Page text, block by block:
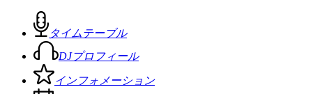
タイムテーブル
DJプロフィール
インフォメーション